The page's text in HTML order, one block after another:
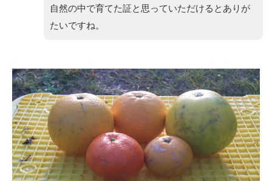
自然の中で育てた証と思っていただけるとありが
たいですね。